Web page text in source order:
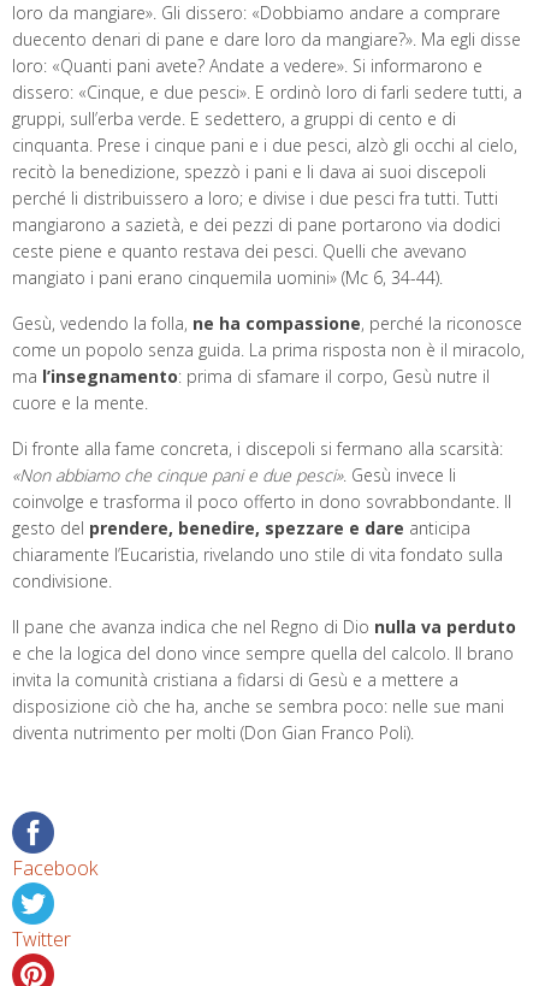
loro da mangiare». Gli dissero: «Dobbiamo andare a comprare
duecento denari di pane e dare loro da mangiare?». Ma egli disse
loro: «Quanti pani avete? Andate a vedere». Si informarono e
dissero: «Cinque, e due pesci». E ordinò loro di farli sedere tutti, a
gruppi, sull’erba verde. E sedettero, a gruppi di cento e di
cinquanta. Prese i cinque pani e i due pesci, alzò gli occhi al cielo,
recitò la benedizione, spezzò i pani e li dava ai suoi discepoli
perché li distribuissero a loro; e divise i due pesci fra tutti. Tutti
mangiarono a sazietà, e dei pezzi di pane portarono via dodici
ceste piene e quanto restava dei pesci. Quelli che avevano
mangiato i pani erano cinquemila uomini» (Mc 6, 34-44).
Gesù, vedendo la folla, ne ha compassione, perché la riconosce
come un popolo senza guida. La prima risposta non è il miracolo,
ma l’insegnamento: prima di sfamare il corpo, Gesù nutre il
cuore e la mente.
Di fronte alla fame concreta, i discepoli si fermano alla scarsità:
«Non abbiamo che cinque pani e due pesci». Gesù invece li
coinvolge e trasforma il poco offerto in dono sovrabbondante. Il
gesto del prendere, benedire, spezzare e dare anticipa
chiaramente l’Eucaristia, rivelando uno stile di vita fondato sulla
condivisione.
Il pane che avanza indica che nel Regno di Dio nulla va perduto
e che la logica del dono vince sempre quella del calcolo. Il brano
invita la comunità cristiana a fidarsi di Gesù e a mettere a
disposizione ciò che ha, anche se sembra poco: nelle sue mani
diventa nutrimento per molti (Don Gian Franco Poli).
Facebook
Twitter